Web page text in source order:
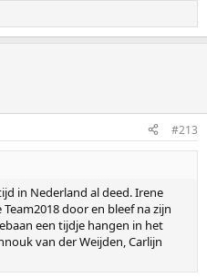
#213
in Nederland al deed. Irene
door en bleef na zijn
een tijdje hangen in het
van der Weijden, Carlijn